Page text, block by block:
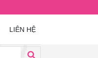
LIÊN HỆ